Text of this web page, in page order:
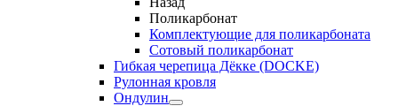
Поликарбонат
Комплектующие для поликарбоната
Сотовый поликарбонат
Гибкая черепица Дёкке (DOCKE)
Рулонная кровля
Ондулин